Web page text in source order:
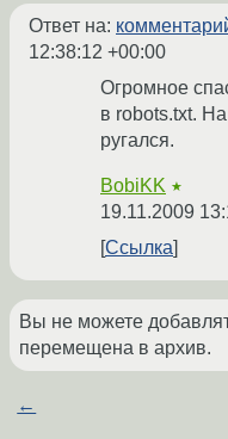
Ответ на:
12:38:12 +00:00
Огромное
в robots.txt.
ругался.
BobiKK ★
19.11.2009
Ссылка
Вы не можете
перемещена в архив.
←